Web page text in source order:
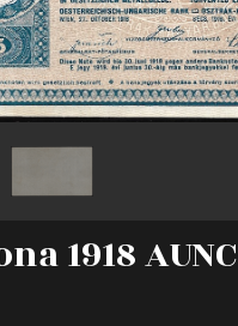
1918 AUNC